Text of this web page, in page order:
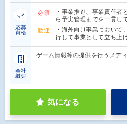
応募
資格
必須
・事業推進、事業責任者
ら予実管理までを一貫し
歓迎
・海外向け事業において
行して事業として立ち上
会社
概要
ゲーム情報等の提供を行うメデ
気になる